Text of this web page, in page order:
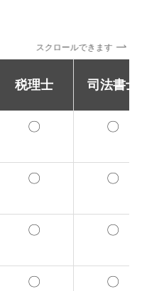
スクロールできます
税理士 司法書士
〇 〇
〇 〇
〇 〇
〇 〇